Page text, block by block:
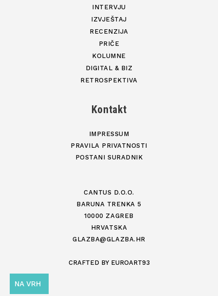
INTERVJU
IZVJEŠTAJ
RECENZIJA
PRIČE
KOLUMNE
DIGITAL & BIZ
RETROSPEKTIVA
Kontakt
IMPRESSUM
PRAVILA PRIVATNOSTI
POSTANI SURADNIK
CANTUS D.O.O.
BARUNA TRENKA 5
10000 ZAGREB
HRVATSKA
GLAZBA@GLAZBA.HR
CRAFTED BY EUROART93
NA VRH